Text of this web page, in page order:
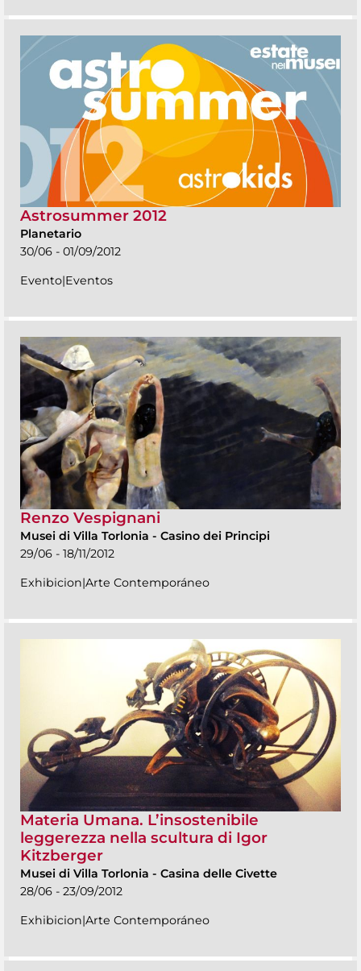
Astrosummer 2012
Planetario
30/06 - 01/09/2012
Evento|Eventos
Renzo Vespignani
Musei di Villa Torlonia - Casino dei Principi
29/06 - 18/11/2012
Exhibicion|Arte Contemporáneo
Materia Umana. L’insostenibile
leggerezza nella scultura di Igor
Kitzberger
Musei di Villa Torlonia - Casina delle Civette
28/06 - 23/09/2012
Exhibicion|Arte Contemporáneo